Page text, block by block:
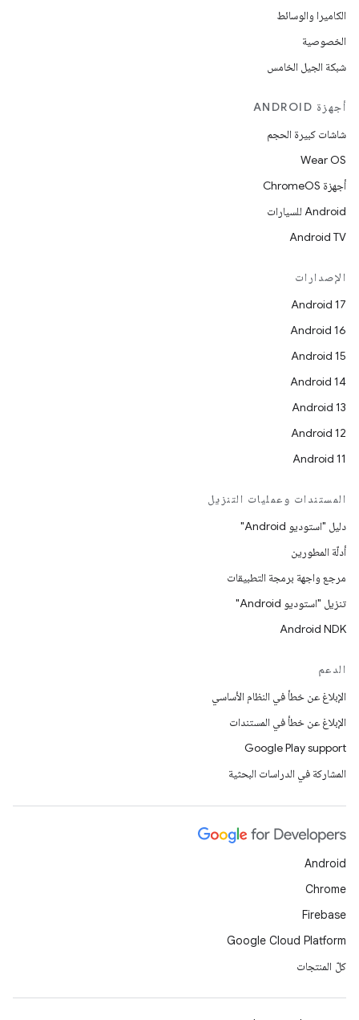
الكاميرا والوسائط
الخصوصية
شبكة الجيل الخامس
أجهزة ANDROID
شاشات كبيرة الحجم
Wear OS
أجهزة ChromeOS
Android للسيارات
Android TV
الإصدارات
Android 17
Android 16
Android 15
Android 14
Android 13
Android 12
Android 11
المستندات وعمليات التنزيل
دليل "استوديو Android"
أدلّة المطورين
مرجع واجهة برمجة التطبيقات
تنزيل "استوديو Android"
Android NDK
الدعم
الإبلاغ عن خطأ في النظام الأساسي
الإبلاغ عن خطأ في المستندات
Google Play support
المشاركة في الدراسات البحثية
Android
Chrome
Firebase
Google Cloud Platform
كلّ المنتجات